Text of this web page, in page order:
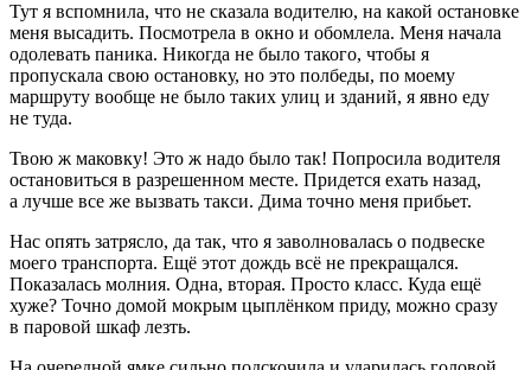
Тут я вспомнила, что не сказала водителю, на какой остановке
меня высадить. Посмотрела в окно и обомлела. Меня начала
одолевать паника. Никогда не было такого, чтобы я
пропускала свою остановку, но это полбеды, по моему
маршруту вообще не было таких улиц и зданий, я явно еду
не туда.
Твою ж маковку! Это ж надо было так! Попросила водителя
остановиться в разрешенном месте. Придется ехать назад,
а лучше все же вызвать такси. Дима точно меня прибьет.
Нас опять затрясло, да так, что я заволновалась о подвеске
моего транспорта. Ещё этот дождь всё не прекращался.
Показалась молния. Одна, вторая. Просто класс. Куда ещё
хуже? Точно домой мокрым цыплёнком приду, можно сразу
в паровой шкаф лезть.